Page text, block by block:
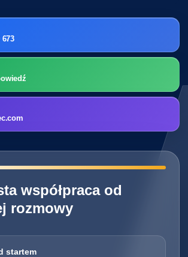
673
współpraca od
rozmowy
startem